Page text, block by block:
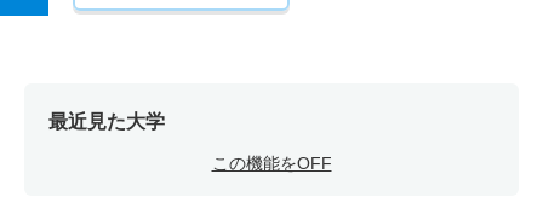
最近見た大学
この機能をOFF